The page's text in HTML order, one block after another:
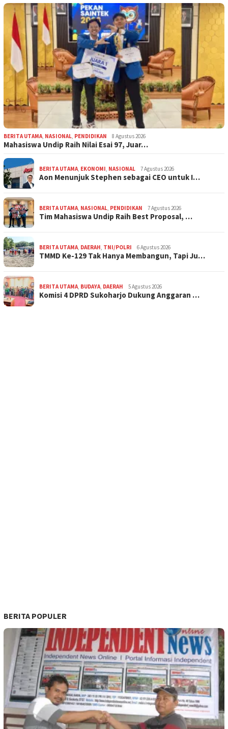
BERITA UTAMA, NASIONAL, PENDIDIKAN 8 Agustus 2026
Mahasiswa Undip Raih Nilai Esai 97, Juar…
BERITA UTAMA, EKONOMI, NASIONAL 7 Agustus 2026
Aon Menunjuk Stephen sebagai CEO untuk I…
BERITA UTAMA, NASIONAL, PENDIDIKAN 7 Agustus 2026
Tim Mahasiswa Undip Raih Best Proposal, …
BERITA UTAMA, DAERAH, TNI/POLRI 6 Agustus 2026
TMMD Ke-129 Tak Hanya Membangun, Tapi Ju…
BERITA UTAMA, BUDAYA, DAERAH 5 Agustus 2026
Komisi 4 DPRD Sukoharjo Dukung Anggaran …
BERITA POPULER